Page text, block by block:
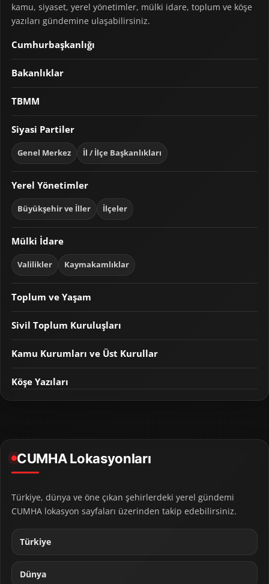
kamu, siyaset, yerel yönetimler, mülki idare, toplum ve köşe
yazıları gündemine ulaşabilirsiniz.
Cumhurbaşkanlığı
Bakanlıklar
TBMM
Siyasi Partiler
Genel Merkez İl / İlçe Başkanlıkları
Yerel Yönetimler
Büyükşehir ve İller İlçeler
Mülki İdare
Valilikler Kaymakamlıklar
Toplum ve Yaşam
Sivil Toplum Kuruluşları
Kamu Kurumları ve Üst Kurullar
Köşe Yazıları
CUMHA Lokasyonları
Türkiye, dünya ve öne çıkan şehirlerdeki yerel gündemi
CUMHA lokasyon sayfaları üzerinden takip edebilirsiniz.
Türkiye
Dünya